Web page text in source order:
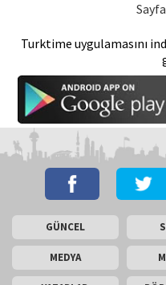
Turktime uygulamasını
GÜNCEL
MEDYA